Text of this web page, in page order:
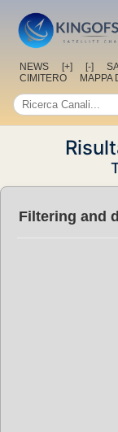
NEWS [+] [-]
CIMITERO
MAPPA
Filtering and